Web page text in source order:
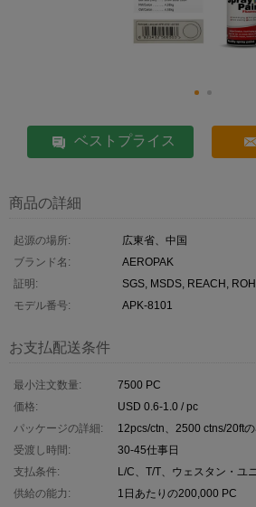
ベストプライス
商品の詳細
起源の場所:
広東省、中国
ブランド名:
AEROPAK
証明:
SGS, MSDS, REACH,
モデル番号:
APK-8101
お支払配送条件
最小注文数量:
7500 PC
価格:
USD 0.6-1.0 / pc
パッケージの詳細:
12pcs/ctn、2500 ctns/20ft
受渡し時間:
30-45仕事日
支払条件:
L/C、T/T、ウェスタン・ユ
供給の能力:
1日あたりの200,000 PC